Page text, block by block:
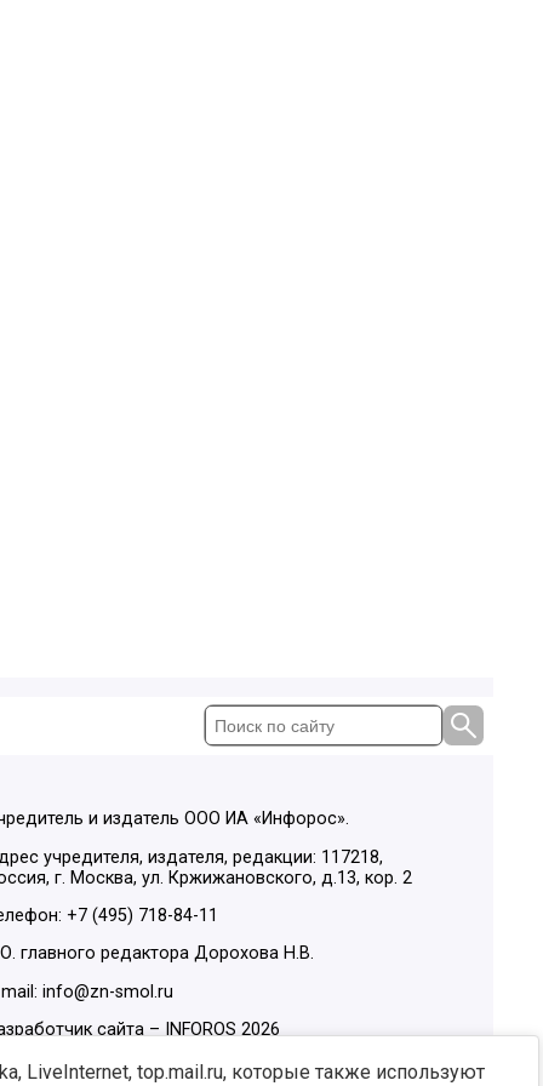
и издатель ООО ИА «Инфорос».
учредителя, издателя, редакции: 117218,
г. Москва, ул. Кржижановского, д.13, кор. 2
+7 (495) 718-84-11
главного редактора Дорохова Н.В.
info@zn-smol.ru
сайта –
INFOROS 2026
в социальных сетях:
LiveInternet, top.mail.ru, которые также используют